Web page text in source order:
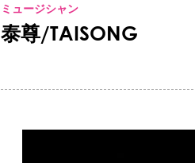
ミュージシャン
泰尊/TAISONG